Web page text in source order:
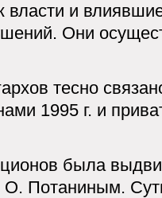
власти и
Они
тесно
1995 г. и
была
Потаниным.